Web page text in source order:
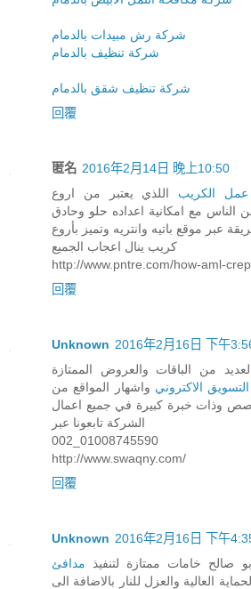
شركة رش مبيدات بالدمام
شركة تنظيف بالدمام
شركة تنظيف شقق بالدمام
回覆
匿名 2016年2月14日 晚上10:50
الكريب اللذي يعتبر من اروع
الناس مع امكانية اعداده حلو وحادق
عبر موقع باتيه وانتريه وتميز بأروع
كريب ينال اعجاب الجميع
http://www.pntre.com/how-aml-
回覆
Unknown 2016年2月16日 下午
من الباقات والعروض الممتازة
التسويق الاكتروني واشهار المواقع من
وذات خبرة كبيرة في جميع اعمال
الشركة تابعونا عبر
002_01008745590
http://www.swaqny.com/
回覆
Unknown 2016年2月16日 下午
صالح خامات ممتازة لتنفيذ مدافئ
العالية والعزل للنار بالاضافة الى